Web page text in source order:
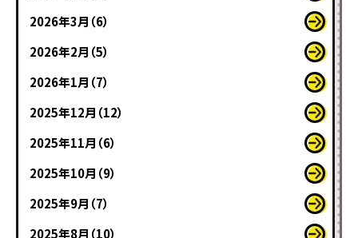
2026年3月（6）
2026年2月（5）
2026年1月（7）
2025年12月（12）
2025年11月（6）
2025年10月（9）
2025年9月（7）
2025年8月（10）